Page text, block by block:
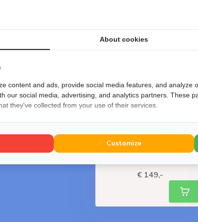
af
Adax Eco - Diverse
wattages - Kleur Wit
Deliverytime
€ 149,-
About cookies
content and ads, provide social media features, and analyze
our social media, advertising, and analytics partners. These
they've collected from your use of their services.
Customize